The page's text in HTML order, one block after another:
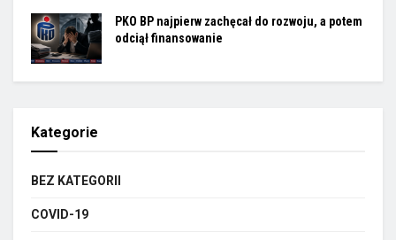
PKO BP najpierw zachęcał do rozwoju, a potem
odciął finansowanie
Kategorie
BEZ KATEGORII
COVID-19